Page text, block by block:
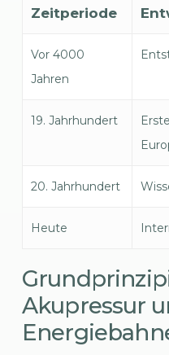
Zeitperiode
Vor 4000
Jahren
19. Jahrhundert
20. Jahrhundert
Heute
Akupressur